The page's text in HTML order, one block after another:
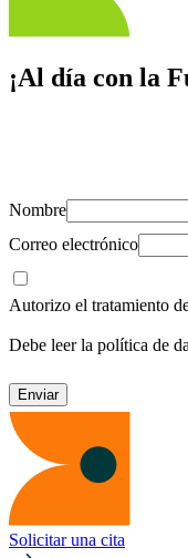
¡Al día con la
Nombre
Correo electrónico
Autorizo el tratamiento
Debe leer la política de
Solicitar una cita